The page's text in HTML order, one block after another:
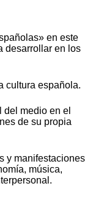
en este
desarrollar en los
cultura española.
medio en el
de su propia
y manifestaciones
música,